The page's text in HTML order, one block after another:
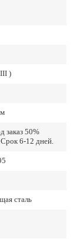
)
заказ 50%
6-12 дней.
сталь